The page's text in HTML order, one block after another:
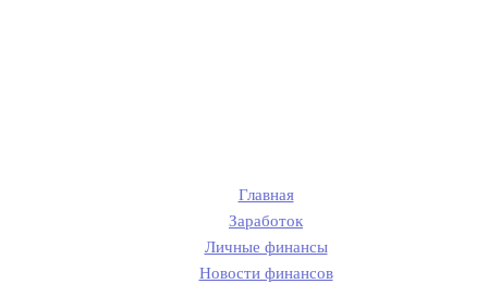
Главная
Заработок
Личные финансы
Новости финансов